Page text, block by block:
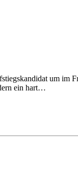
um im
ein hart…